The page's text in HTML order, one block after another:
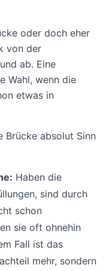
oder doch eher
von der
ab. Eine
Wahl, wenn die
etwas in
Brücke absolut Sinn
Haben die
sind durch
schon
sie oft ohnehin
Fall ist das
mehr, sondern